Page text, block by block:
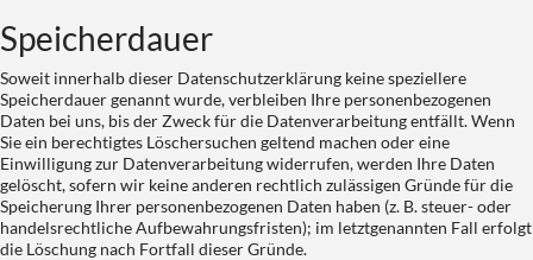
Speicherdauer
Soweit innerhalb dieser Datenschutzerklärung keine speziellere
Speicherdauer genannt wurde, verbleiben Ihre personenbezogenen
Daten bei uns, bis der Zweck für die Datenverarbeitung entfällt. Wenn
Sie ein berechtigtes Löschersuchen geltend machen oder eine
Einwilligung zur Datenverarbeitung widerrufen, werden Ihre Daten
gelöscht, sofern wir keine anderen rechtlich zulässigen Gründe für die
Speicherung Ihrer personenbezogenen Daten haben (z. B. steuer- oder
handelsrechtliche Aufbewahrungsfristen); im letztgenannten Fall erfolgt
die Löschung nach Fortfall dieser Gründe.